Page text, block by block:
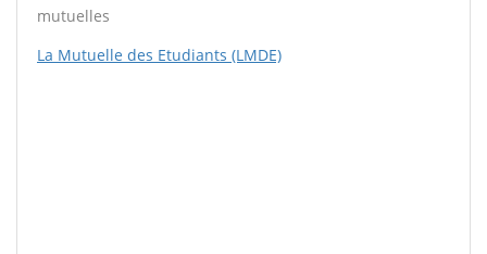
mutuelles
La Mutuelle des Etudiants (LMDE)